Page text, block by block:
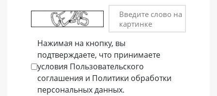
Введите слово на
картинке
Нажимая на кнопку, вы
подтверждаете, что принимаете
условия Пользовательского
соглашения и Политики обработки
персональных данных.